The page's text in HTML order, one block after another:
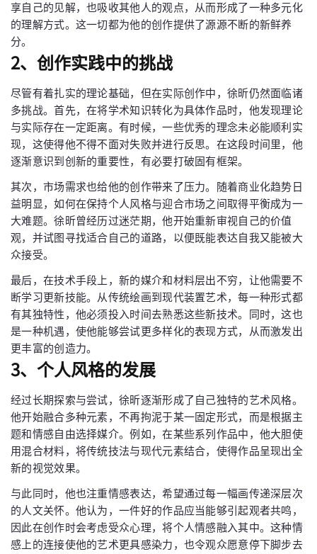
享自己的见解，也吸收其他人的观点，从而形成了一种多元化
的理解方式。这一切都为他的创作提供了源源不断的新鲜养
分。
2、创作实践中的挑战
尽管有着扎实的理论基础，但在实际创作中，徐昕仍然面临诸
多挑战。首先，在将学术知识转化为具体作品时，他发现理论
与实际存在一定距离。有时候，一些优秀的理念未必能顺利实
现，这使得他不得不面对失败并进行反思。在这段时间里，他
逐渐意识到创新的重要性，有必要打破固有框架。
其次，市场需求也给他的创作带来了压力。随着商业化趋势日
益明显，如何在保持个人风格与迎合市场之间取得平衡成为一
大难题。徐昕曾经历过迷茫期，他开始重新审视自己的价值
观，并试图寻找适合自己的道路，以便既能表达自我又能被大
众接受。
最后，在技术手段上，新的媒介和材料层出不穷，让他需要不
断学习更新技能。从传统绘画到现代装置艺术，每一种形式都
有其独特性，他必须投入时间去熟悉这些新技术。同时，这也
是一种机遇，使他能够尝试更多样化的表现方式，从而激发出
更丰富的创造力。
3、个人风格的发展
经过长期探索与尝试，徐昕逐渐形成了自己独特的艺术风格。
他开始融合多种元素，不再拘泥于某一固定形式，而是根据主
题和情感自由选择媒介。例如，在某些系列作品中，他大胆使
用混合材料，将传统技法与现代元素结合，使得作品呈现出全
新的视觉效果。
与此同时，他也注重情感表达，希望通过每一幅画传递深层次
的人文关怀。他认为，一件好的作品应当能够引起观者共鸣，
因此在创作时会考虑受众心理，将个人情感融入其中。这种情
感上的连接使他的艺术更具感染力，也令观众愿意停下脚步去